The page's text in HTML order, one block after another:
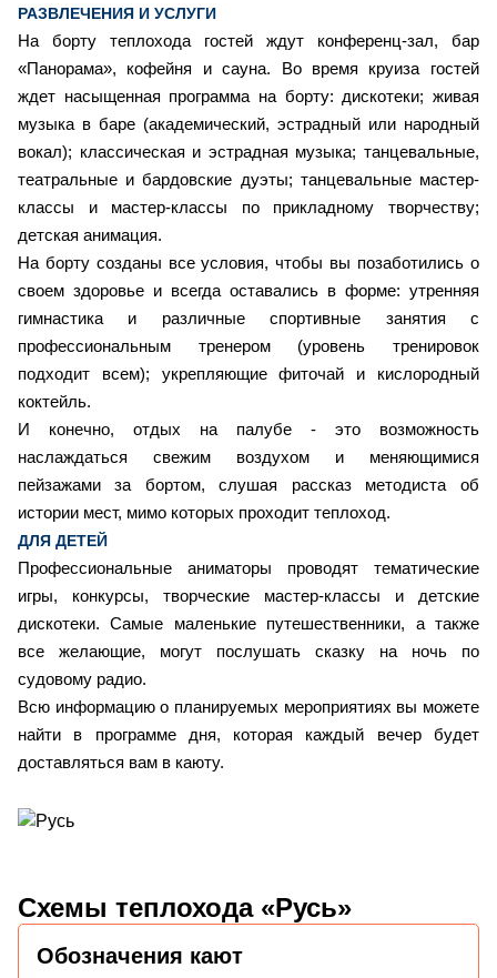
РАЗВЛЕЧЕНИЯ И УСЛУГИ
На борту теплохода гостей ждут конференц-зал, бар
«Панорама», кофейня и сауна. Во время круиза гостей
ждет насыщенная программа на борту: дискотеки; живая
музыка в баре (академический, эстрадный или народный
вокал); классическая и эстрадная музыка; танцевальные,
театральные и бардовские дуэты; танцевальные мастер-
классы и мастер-классы по прикладному творчеству;
детская анимация.
На борту созданы все условия, чтобы вы позаботились о
своем здоровье и всегда оставались в форме: утренняя
гимнастика и различные спортивные занятия с
профессиональным тренером (уровень тренировок
подходит всем); укрепляющие фиточай и кислородный
коктейль.
И конечно, отдых на палубе - это возможность
наслаждаться свежим воздухом и меняющимися
пейзажами за бортом, слушая рассказ методиста об
истории мест, мимо которых проходит теплоход.
ДЛЯ ДЕТЕЙ
Профессиональные аниматоры проводят тематические
игры, конкурсы, творческие мастер-классы и детские
дискотеки. Самые маленькие путешественники, а также
все желающие, могут послушать сказку на ночь по
судовому радио.
Всю информацию о планируемых мероприятиях вы можете
найти в программе дня, которая каждый вечер будет
доставляться вам в каюту.
Схемы теплохода «Русь»
Обозначения кают